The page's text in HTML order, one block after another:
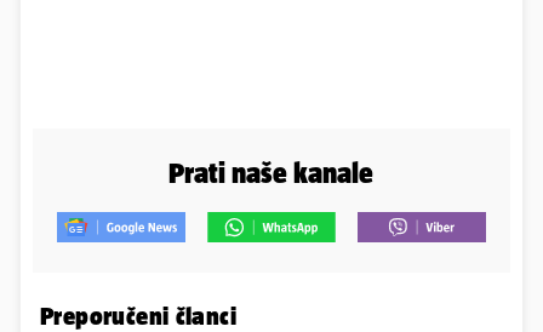
Prati naše kanale
Preporučeni članci